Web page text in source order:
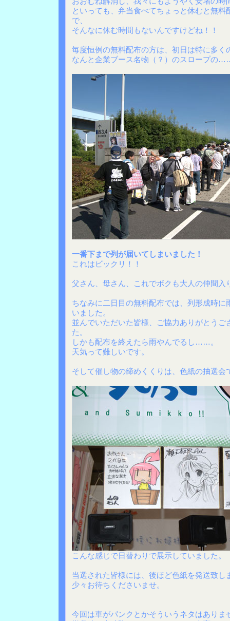
といっても、弁当食べてちょっと休むと無
で、
そんなに休む時間もないんですけどね！！
毎度恒例の無料配布の方は、初日は特に多く
なんと企業ブース名物（？）のスロープの
一番下まで列が届いてしまいました！
これはビックリ！！
父さん、母さん、これでボクも大人の仲間
ちなみに二日目の無料配布では、列形成時に
いました。
並んでいただいた皆様、ご協力ありがとうご
た。
しかも配布を終えたら雨やんでるし……。
天気って難しいです。
そして催し物の締めくくりは、色紙の抽選会
こんな感じで日替わりで展示していました。
当選された皆様には、後ほど色紙を発送致し
少々お待ちくださいませ。
今回は車がパンクとかそういうネタはありま